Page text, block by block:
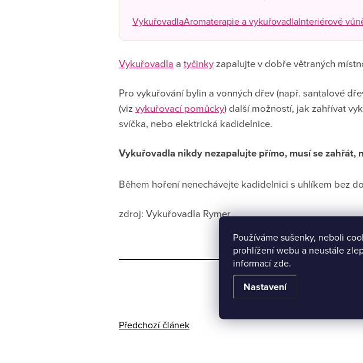
Používáme sušenky, neboli
prohlížení webu a neustále
informací zde.
Nastavení
VykuřovadlaAromaterapie a vykuřovadlaInteriérové
Vykuřovadla a tyčinkyzapalujte v dobře větraných
Pro vykuřování bylin a vonných dřev (např. santalové
(viz vykuřovací pomůcky) další možností, jak zahřívat
svíčka, nebo elektrická kadidelnice.
Vykuřovadla nikdy nezapalujte přímo, musí se zahřát,
Během hoření nenechávejte kadidelnici s uhlíkem bez
zdroj: Vykuřovadla Rymer
Předchozí článek